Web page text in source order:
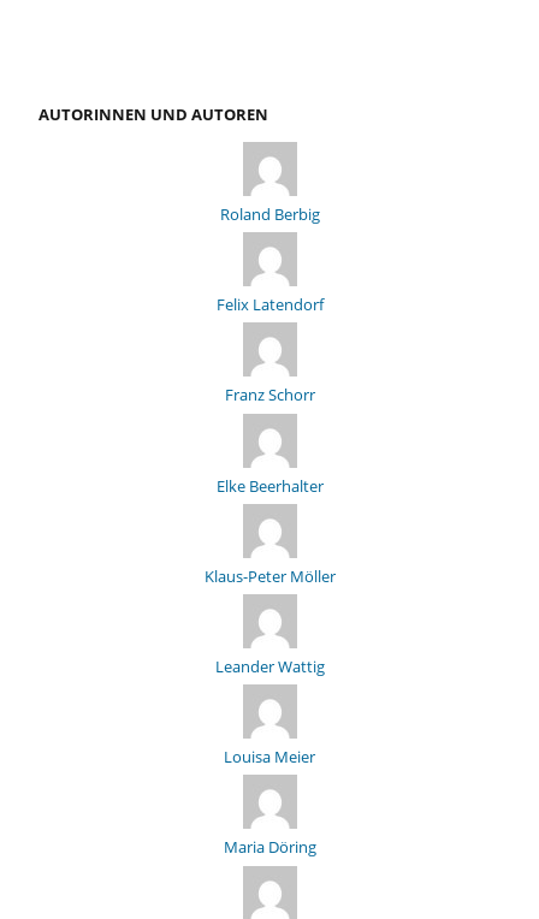
AUTORINNEN UND AUTOREN
Roland Berbig
Felix Latendorf
Franz Schorr
Elke Beerhalter
Klaus-Peter Möller
Leander Wattig
Louisa Meier
Maria Döring